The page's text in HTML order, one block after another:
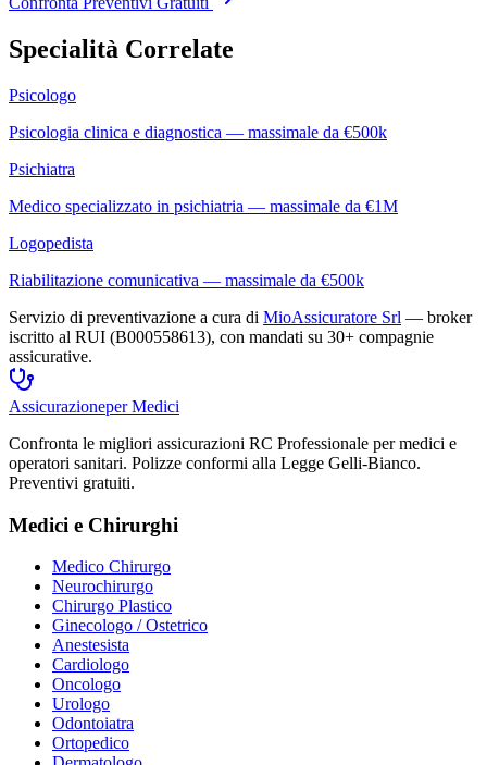
Specialità Correlate
Psicologo
Psicologia clinica e diagnostica — massimale da €500k
Psichiatra
Medico specializzato in psichiatria — massimale da €1M
Logopedista
Riabilitazione comunicativa — massimale da €500k
Servizio di preventivazione a cura di MioAssicuratore Srl — broker
iscritto al RUI (B000558613), con mandati su 30+ compagnie
assicurative.
Assicurazioneper Medici
Confronta le migliori assicurazioni RC Professionale per medici e
operatori sanitari. Polizze conformi alla Legge Gelli-Bianco.
Preventivi gratuiti.
Medici e Chirurghi
Medico Chirurgo
Neurochirurgo
Chirurgo Plastico
Ginecologo / Ostetrico
Anestesista
Cardiologo
Oncologo
Urologo
Odontoiatra
Ortopedico